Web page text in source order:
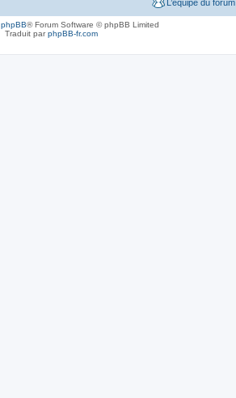
L’équipe du forum
phpBB® Forum Software © phpBB Limited
Traduit parphpBB-fr.com